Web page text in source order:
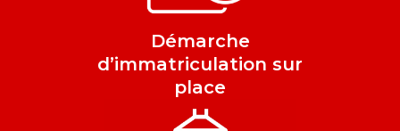
Démarche
d’immatriculation sur
place